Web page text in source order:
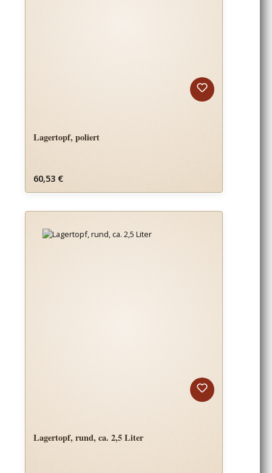
Lagertopf, poliert
Regulärer Preis:
60,53 €
Lagertopf, rund, ca. 2,5 Liter